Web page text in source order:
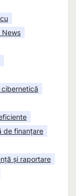
News
de finanțare
și raportare